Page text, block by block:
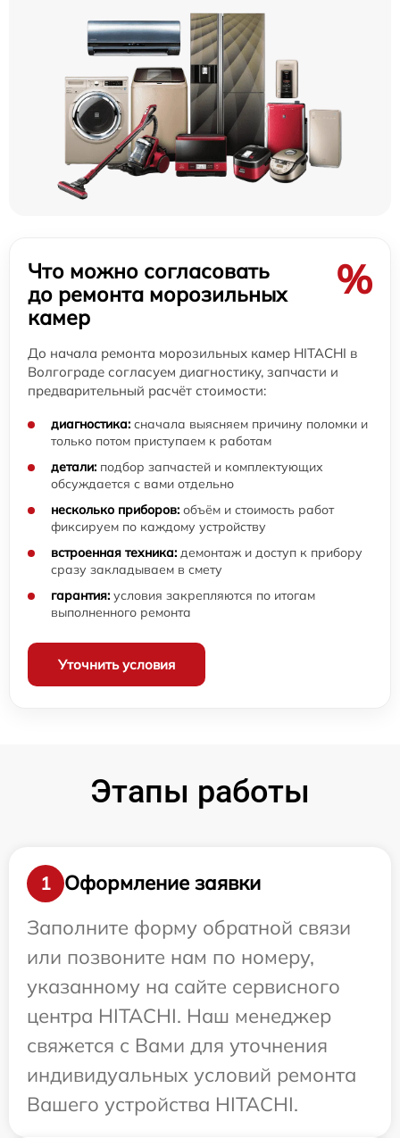
Что можно согласовать
до ремонта морозильных
камер
%
До начала ремонта морозильных камер HITACHI в
Волгограде согласуем диагностику, запчасти и
предварительный расчёт стоимости:
диагностика: сначала выясняем причину поломки и
только потом приступаем к работам
детали: подбор запчастей и комплектующих
обсуждается с вами отдельно
несколько приборов: объём и стоимость работ
фиксируем по каждому устройству
встроенная техника: демонтаж и доступ к прибору
сразу закладываем в смету
гарантия: условия закрепляются по итогам
выполненного ремонта
Уточнить условия
Этапы работы
1
Оформление заявки
Заполните форму обратной связи
или позвоните нам по номеру,
указанному на сайте сервисного
центра HITACHI. Наш менеджер
свяжется с Вами для уточнения
индивидуальных условий ремонта
Вашего устройства HITACHI.